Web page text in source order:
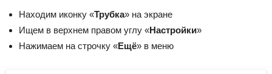
Находим иконку «Трубка» на экране
Ищем в верхнем правом углу «Настройки»
Нажимаем на строчку «Ещё» в меню